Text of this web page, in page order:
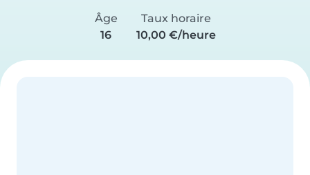
Âge
16
Taux horaire
10,00 €/heure